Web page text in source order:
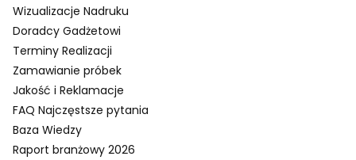
Wizualizacje Nadruku
Doradcy Gadżetowi
Terminy Realizacji
Zamawianie próbek
Jakość i Reklamacje
FAQ Najczęstsze pytania
Baza Wiedzy
Raport branżowy 2026